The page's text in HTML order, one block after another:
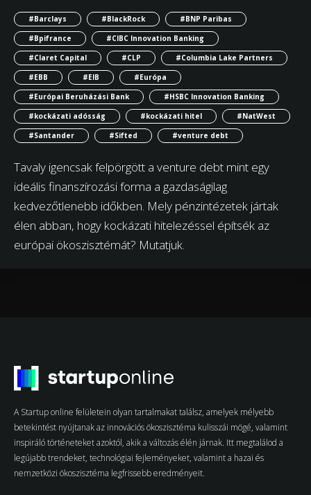
#Barclays #BlackRock
#BNP Paribas
#Bpifrance
#CIBC Innovation Banking
#Claret Capital
#CLP
#Columbia Lake Partners
#EBB
#EIB
#Európa
#Európai Beruházási Bank
#HSBC Innovation Banking
#kockázati adósság
#kockázati hitel
#NatWest
#Santander
#Sifted #venture debt
Tavaly igencsak felpörgött a venture debt mint egy
ideális finanszírozási forma a gazdaságilag
kedvezőtlenebb időkben. Mely pénzintézetek jártak
élen abban, hogy kockázati hitelezéssel építsék az
európai ökoszisztémát? Mutatjuk.
A Startup online felületein olyan tartalmakat találsz, amelyek mélyebb
betekintést nyújtanak az innovációs ökoszisztéma kulisszái mögé, valamint
inspiráló történeteket azoktól, akik a változás élén járnak. Itt megtalálod a
legújabb trendeket, technológiai fejleményeket, valamint a hazai és
nemzetközi ökoszisztéma legfrissebb eredményeit.